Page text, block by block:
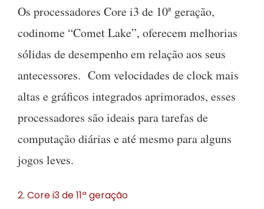
Os processadores Core i3 de 10ª geração,
codinome “Comet Lake”, oferecem melhorias
sólidas de desempenho em relação aos seus
antecessores. Com velocidades de clock mais
altas e gráficos integrados aprimorados, esses
processadores são ideais para tarefas de
computação diárias e até mesmo para alguns
jogos leves.
2. Core i3 de 11ª geração